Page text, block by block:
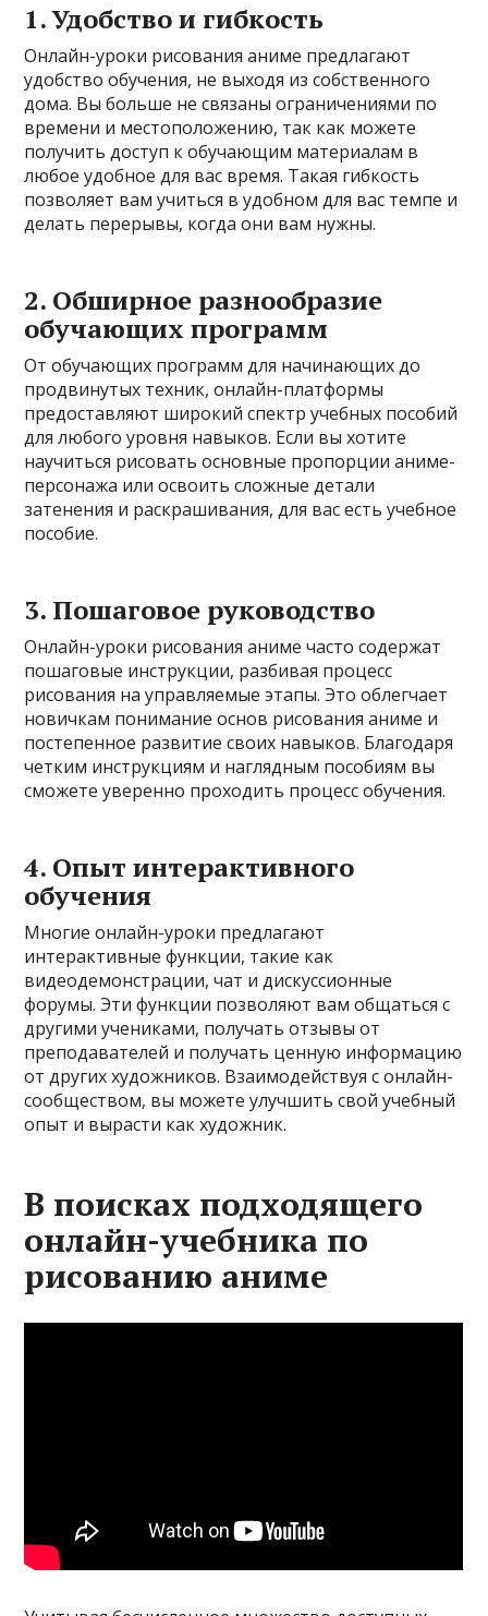
1. Удобство и гибкость
Онлайн-уроки рисования аниме предлагают
удобство обучения, не выходя из собственного
дома. Вы больше не связаны ограничениями по
времени и местоположению, так как можете
получить доступ к обучающим материалам в
любое удобное для вас время. Такая гибкость
позволяет вам учиться в удобном для вас темпе и
делать перерывы, когда они вам нужны.
2. Обширное разнообразие
обучающих программ
От обучающих программ для начинающих до
продвинутых техник, онлайн-платформы
предоставляют широкий спектр учебных пособий
для любого уровня навыков. Если вы хотите
научиться рисовать основные пропорции аниме-
персонажа или освоить сложные детали
затенения и раскрашивания, для вас есть учебное
пособие.
3. Пошаговое руководство
Онлайн-уроки рисования аниме часто содержат
пошаговые инструкции, разбивая процесс
рисования на управляемые этапы. Это облегчает
новичкам понимание основ рисования аниме и
постепенное развитие своих навыков. Благодаря
четким инструкциям и наглядным пособиям вы
сможете уверенно проходить процесс обучения.
4. Опыт интерактивного
обучения
Многие онлайн-уроки предлагают
интерактивные функции, такие как
видеодемонстрации, чат и дискуссионные
форумы. Эти функции позволяют вам общаться с
другими учениками, получать отзывы от
преподавателей и получать ценную информацию
от других художников. Взаимодействуя с онлайн-
сообществом, вы можете улучшить свой учебный
опыт и вырасти как художник.
В поисках подходящего
онлайн-учебника по
рисованию аниме